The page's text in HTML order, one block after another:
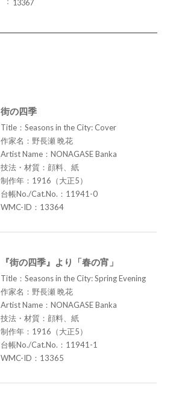
13367
街の四季
Title：Seasons in the City: Cover
作家名：野長瀬 晩花
Artist Name：NONAGASE Banka
技法・材質：顔料、紙
制作年：1916（大正5）
台帳No./Cat.No.：11941-0
WMC-ID：13364
『街の四季』より「春の宵」
Title：Seasons in the City: Spring Evening
作家名：野長瀬 晩花
Artist Name：NONAGASE Banka
技法・材質：顔料、紙
制作年：1916（大正5）
台帳No./Cat.No.：11941-1
WMC-ID：13365